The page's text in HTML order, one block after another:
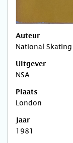
Auteur
National
Uitgever
NSA
Plaats
London
Jaar
1981